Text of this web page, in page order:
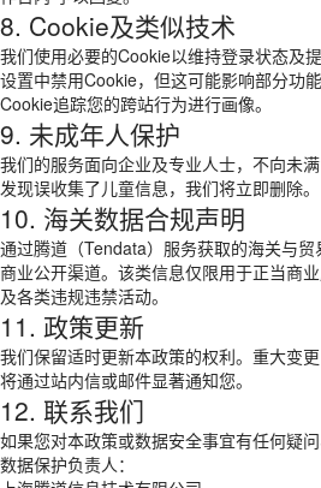
8. Cookie及类似技术
我们使用必要的Cookie以维持登录状态及
设置中禁用Cookie，但这可能影响部分功
Cookie追踪您的跨站行为进行画像。
9. 未成年人保护
我们的服务面向企业及专业人士，不向未
发现误收集了儿童信息，我们将立即删除。
10. 海关数据合规声明
通过腾道（Tendata）服务获取的海关与
商业公开渠道。该类信息仅限用于正当商
及各类违规违禁活动。
11. 政策更新
我们保留适时更新本政策的权利。重大变
将通过站内信或邮件显著通知您。
12. 联系我们
如果您对本政策或数据安全事宜有任何疑
数据保护负责人：